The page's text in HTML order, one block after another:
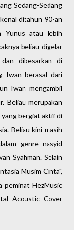
Sedang-Sedang
ditahun 90-an
Yunus atau lebih
beliau digelar
dibesarkan di
Iwan berasal dari
Iwan mengambil
Beliau merupakan
yang bergiat aktif di
Beliau kini masih
genre nasyid
Syahman. Selain
Musim Cinta",
peminat HezMusic
Acoustic Cover